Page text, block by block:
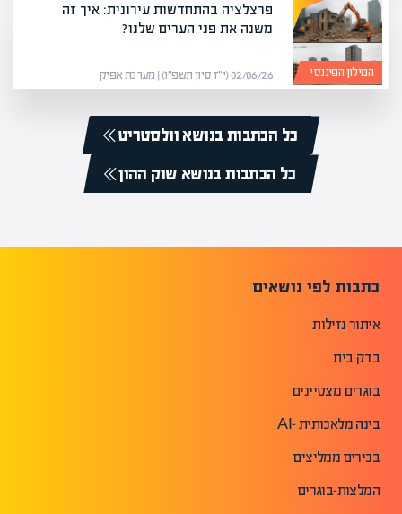
המילון הפיננסי
פרצלציה בהתחדשות עירונית: איך זה
משנה את פני הערים שלנו?
02/06/26 (י״ז סיון תשפ״ו) | מערכת אפיק
כל הכתבות בנושא וולסטריט
כל הכתבות בנושא שוק ההון
כתבות לפי נושאים
איתור נזילות
בדק בית
בוגרים מצטיינים
בינה מלאכותית -AI
בכירים ממליצים
המלצות-בוגרים